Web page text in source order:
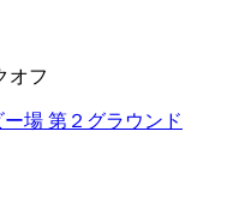
オフ
場 第２グラウンド